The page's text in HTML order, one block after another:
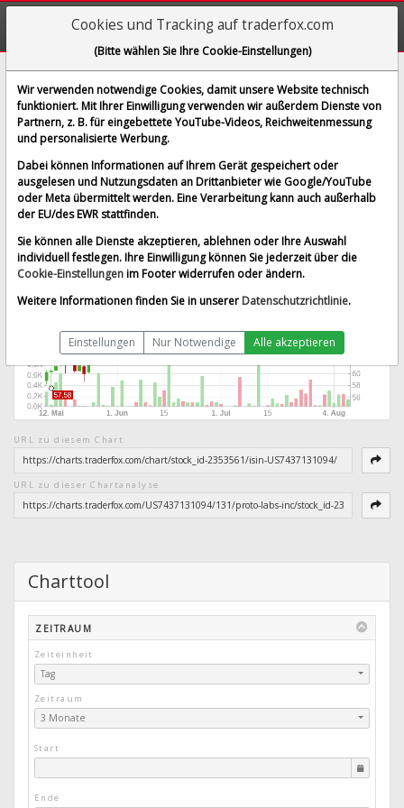
Proto Labs Inc.
[WKN A1JUHT | ISIN US7437131094]
76,875 € 0,75 %
Echtzeit-Aktienkurs vom 08.08.2026 um 05:21 Uhr
Tradegate Splitbereinigt
URL zu diesem Chart
URL zu dieser Chartanalyse
Charttool
ZEITRAUM
Zeiteinheit
Tag
Zeitraum
3 Monate
Start
Ende
Cookies und Tracking auf traderfox.com
(Bitte wählen Sie Ihre Cookie-Einstellungen)
Wir verwenden notwendige Cookies, damit unsere Website technisch
funktioniert. Mit Ihrer Einwilligung verwenden wir außerdem Dienste von
Partnern, z. B. für eingebettete YouTube-Videos, Reichweitenmessung
und personalisierte Werbung.
Dabei können Informationen auf Ihrem Gerät gespeichert oder
ausgelesen und Nutzungsdaten an Drittanbieter wie Google/YouTube
oder Meta übermittelt werden. Eine Verarbeitung kann auch außerhalb
der EU/des EWR stattfinden.
Sie können alle Dienste akzeptieren, ablehnen oder Ihre Auswahl
individuell festlegen. Ihre Einwilligung können Sie jederzeit über die
Cookie-Einstellungenim Footer widerrufen oder ändern.
Weitere Informationen finden Sie in unserer Datenschutzrichtlinie.
Einstellungen Nur Notwendige Alle akzeptieren